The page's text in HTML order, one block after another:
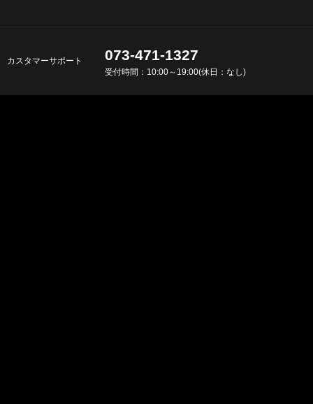
カスタマーサポート 073-471-1327
受付時間：10:00～19:00(休日：なし)